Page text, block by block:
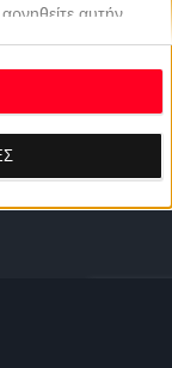
αυτήν
κλικ στο